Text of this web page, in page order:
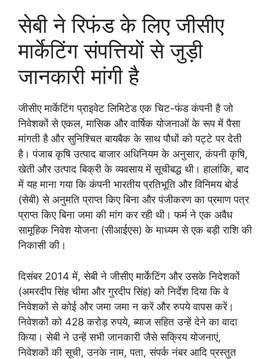
सेबी ने रिफंड के लिए जीसीए
मार्केटिंग संपत्तियों से जुड़ी
जानकारी मांगी है
जीसीए मार्केटिंग प्राइवेट लिमिटेड एक चिट-फंड कंपनी है जो
निवेशकों से एकल, मासिक और वार्षिक योजनाओं के रूप में पैसा
मांगती है और सुनिश्चित बायबैक के साथ पौधों को पट्टे पर देती
है। पंजाब कृषि उत्पाद बाजार अधिनियम के अनुसार, कंपनी कृषि,
खेती और उत्पाद बिक्री के व्यवसाय में सूचीबद्ध थी। हालांकि, बाद
में यह माना गया कि कंपनी भारतीय प्रतिभूति और विनिमय बोर्ड
(सेबी) से अनुमति प्राप्त किए बिना और पंजीकरण का प्रमाण पत्र
प्राप्त किए बिना जमा की मांग कर रही थी। फर्म ने एक अवैध
सामूहिक निवेश योजना (सीआईएस) के माध्यम से एक बड़ी राशि की
निकासी की।
दिसंबर 2014 में, सेबी ने जीसीए मार्केटिंग और उसके निदेशकों
(अमरदीप सिंह चीमा और गुरदीप सिंह) को निर्देश दिया कि वे
निवेशकों से कोई और जमा जमा न करें और रुपये वापस करें।
निवेशकों को 428 करोड़ रुपये, ब्याज सहित उन्हें देने का वादा
किया। सेबी ने उन्हें सभी जानकारी जैसे सक्रिय योजनाएं,
निवेशकों की सूची, उनके नाम, पता, संपर्क नंबर आदि प्रस्तुत